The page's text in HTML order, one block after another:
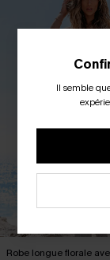
Robe longue florale
Il semble